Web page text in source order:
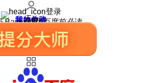
登录
我的关注
我的收藏
皮肤中心
用户反馈
设置
Baidu 使用百度前必读